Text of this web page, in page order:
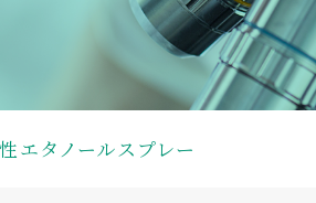
エタノールスプレー